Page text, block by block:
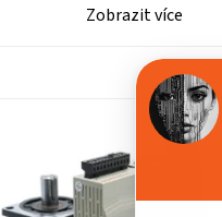
Zobrazit více
Kompletní AC servo sada 750 W
servo driver T3D, 750W AC servo
propojovací kabely (enkodér +
Vše je předem...